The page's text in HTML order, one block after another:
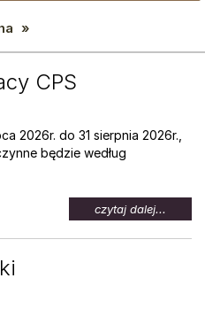
»
CPS
2026r. do 31 sierpnia 2026r.,
będzie według
czytaj dalej...
temat:
Zmiana